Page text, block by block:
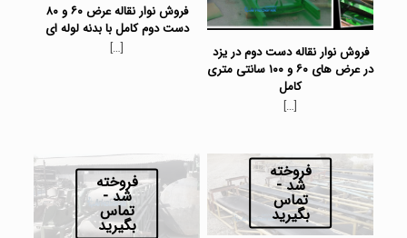
فروش نوار نقاله دست دوم در یزد
در عرض های ۶۰ و ۱۰۰ سانتی متری
کامل
[…]
فروش نوار نقاله عرض ۶۰ و ۸۰
دست دوم کامل با بدنه لوله ای
[…]
فروخته
شد -
تماس
بگیرید
فروخته
شد -
تماس
بگیرید